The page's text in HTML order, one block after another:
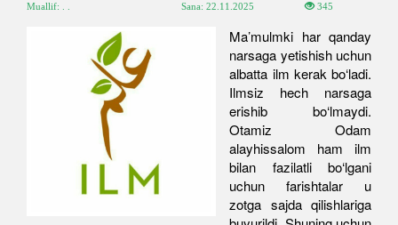
Muallif: . . Sana:22.11.2025 345
Ma’mulmki har qanday
narsaga yetishish uchun
albatta ilm kerak bo‘ladi.
Ilmsiz hech narsaga
erishib bo‘lmaydi.
Otamiz Odam
alayhissalom ham ilm
bilan fazilatli bo‘lgani
uchun farishtalar u
zotga sajda qilishlariga